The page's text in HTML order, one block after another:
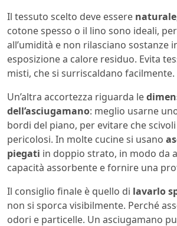
Il tessuto scelto deve essere naturale
cotone spesso o il lino sono ideali,
all’umidità e non rilasciano sostanze
esposizione a calore residuo. Evita
misti, che si surriscaldano facilmente.
Un’altra accortezza riguarda le
dell’asciugamano: meglio usarne
bordi del piano, per evitare che
pericolosi. In molte cucine si usano
piegati in doppio strato, in modo da
capacità assorbente e fornire una
Il consiglio finale è quello di lavarlo
non si sporca visibilmente. Perché
odori e particelle. Un asciugamano